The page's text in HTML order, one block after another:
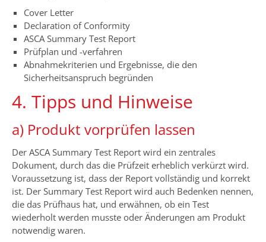
Cover Letter
Declaration of Conformity
ASCA Summary Test Report
Prüfplan und -verfahren
Abnahmekriterien und Ergebnisse, die den
Sicherheitsanspruch begründen
4. Tipps und Hinweise
a) Produkt vorprüfen lassen
Der ASCA Summary Test Report wird ein zentrales
Dokument, durch das die Prüfzeit erheblich verkürzt wird.
Voraussetzung ist, dass der Report vollständig und korrekt
ist. Der Summary Test Report wird auch Bedenken nennen,
die das Prüfhaus hat, und erwähnen, ob ein Test
wiederholt werden musste oder Änderungen am Produkt
notwendig waren.